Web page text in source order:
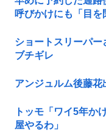
呼びかけにも「目
ショートスリーパ
ブチギレ
アンジュルム後藤
トッモ「ワイ5年か
屋やるわ」